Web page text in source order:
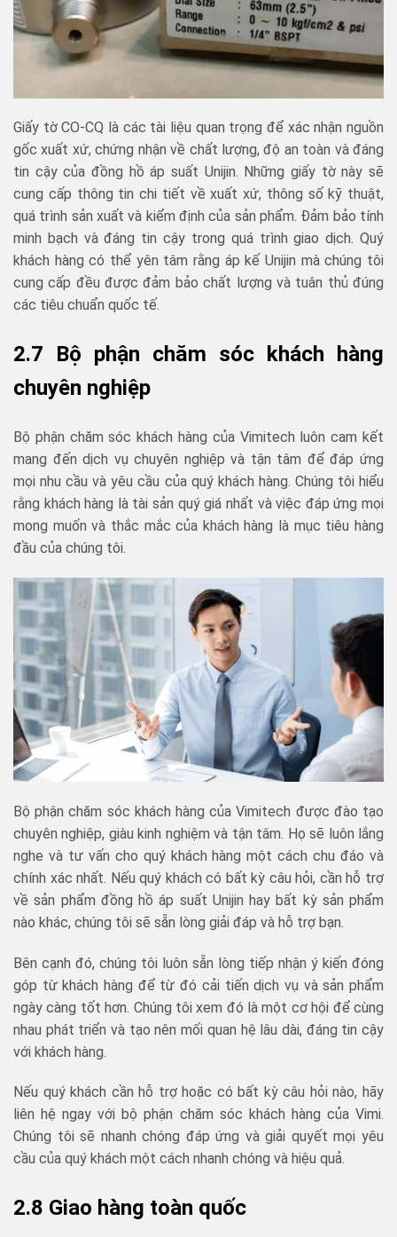
Giấy tờ CO-CQ là các tài liệu quan trọng để xác nhận nguồn
gốc xuất xứ, chứng nhận về chất lượng, độ an toàn và đáng
tin cậy của đồng hồ áp suất Unijin. Những giấy tờ này sẽ
cung cấp thông tin chi tiết về xuất xứ, thông số kỹ thuật,
quá trình sản xuất và kiểm định của sản phẩm. Đảm bảo tính
minh bạch và đáng tin cậy trong quá trình giao dịch. Quý
khách hàng có thể yên tâm rằng áp kế Unijin mà chúng tôi
cung cấp đều được đảm bảo chất lượng và tuân thủ đúng
các tiêu chuẩn quốc tế.
2.7 Bộ phận chăm sóc khách hàng
chuyên nghiệp
Bộ phận chăm sóc khách hàng của Vimitech luôn cam kết
mang đến dịch vụ chuyên nghiệp và tận tâm để đáp ứng
mọi nhu cầu và yêu cầu của quý khách hàng. Chúng tôi hiểu
rằng khách hàng là tài sản quý giá nhất và việc đáp ứng mọi
mong muốn và thắc mắc của khách hàng là mục tiêu hàng
đầu của chúng tôi.
Bộ phận chăm sóc khách hàng của Vimitech được đào tạo
chuyên nghiệp, giàu kinh nghiệm và tận tâm. Họ sẽ luôn lắng
nghe và tư vấn cho quý khách hàng một cách chu đáo và
chính xác nhất. Nếu quý khách có bất kỳ câu hỏi, cần hỗ trợ
về sản phẩm đồng hồ áp suất Unijin hay bất kỳ sản phẩm
nào khác, chúng tôi sẽ sẵn lòng giải đáp và hỗ trợ bạn.
Bên cạnh đó, chúng tôi luôn sẵn lòng tiếp nhận ý kiến đóng
góp từ khách hàng để từ đó cải tiến dịch vụ và sản phẩm
ngày càng tốt hơn. Chúng tôi xem đó là một cơ hội để cùng
nhau phát triển và tạo nên mối quan hệ lâu dài, đáng tin cậy
với khách hàng.
Nếu quý khách cần hỗ trợ hoặc có bất kỳ câu hỏi nào, hãy
liên hệ ngay với bộ phận chăm sóc khách hàng của Vimi.
Chúng tôi sẽ nhanh chóng đáp ứng và giải quyết mọi yêu
cầu của quý khách một cách nhanh chóng và hiệu quả.
2.8 Giao hàng toàn quốc